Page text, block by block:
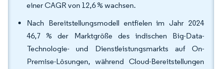
einer CAGR von 12,6 % wachsen.
Nach Bereitstellungsmodell entfielen im Jahr 2024
46,7 % der Marktgröße des indischen Big-Data-
Technologie- und Dienstleistungsmarkts auf On-
Premise-Lösungen, während Cloud-Bereitstellungen